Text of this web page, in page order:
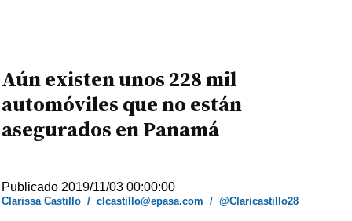
Aún existen unos 228 mil
automóviles que no están
asegurados en Panamá
Publicado 2019/11/03 00:00:00
Clarissa Castillo /clcastillo@epasa.com /@Claricastillo28